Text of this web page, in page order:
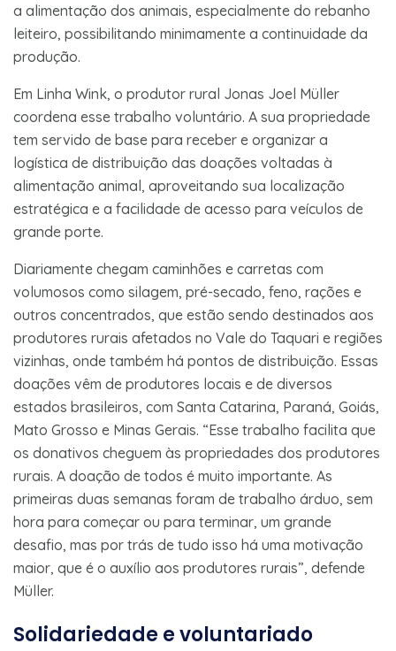
a alimentação dos animais, especialmente do rebanho
leiteiro, possibilitando minimamente a continuidade da
produção.
Em Linha Wink, o produtor rural Jonas Joel Müller
coordena esse trabalho voluntário. A sua propriedade
tem servido de base para receber e organizar a
logística de distribuição das doações voltadas à
alimentação animal, aproveitando sua localização
estratégica e a facilidade de acesso para veículos de
grande porte.
Diariamente chegam caminhões e carretas com
volumosos como silagem, pré-secado, feno, rações e
outros concentrados, que estão sendo destinados aos
produtores rurais afetados no Vale do Taquari e regiões
vizinhas, onde também há pontos de distribuição. Essas
doações vêm de produtores locais e de diversos
estados brasileiros, com Santa Catarina, Paraná, Goiás,
Mato Grosso e Minas Gerais. “Esse trabalho facilita que
os donativos cheguem às propriedades dos produtores
rurais. A doação de todos é muito importante. As
primeiras duas semanas foram de trabalho árduo, sem
hora para começar ou para terminar, um grande
desafio, mas por trás de tudo isso há uma motivação
maior, que é o auxílio aos produtores rurais”, defende
Müller.
Solidariedade e voluntariado